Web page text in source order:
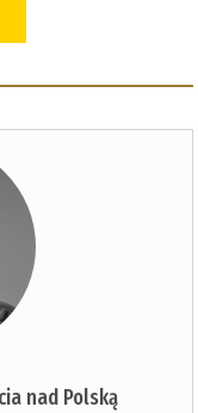
nad Polską